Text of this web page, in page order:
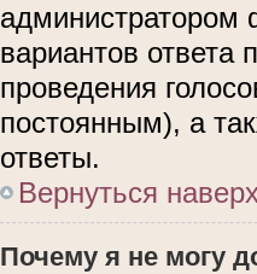
администратором
вариантов ответа
проведения
постоянным), а
ответы.
Вернуться
Почему я не могу